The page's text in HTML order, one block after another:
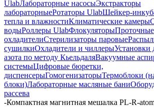
UlabЛабораторные насосыЭкстракторы
лабораторныеРотаторы UlabШейкер-
тепла и влажностиКлиматические камеры
водыРоллеры UlabФлокуляторыПроточные
охладителиСтерилизаторы паровые
сушилкиОхладители и чиллерыУстановки
азота по методу КьельдаляВакуумные
системыЦифровые бюретки,
диспенсерыГомогенизаторыТермоблоки
блоки)Лабораторные масляные бани
рассева
-Компактная магнитная мешалка PL-R-